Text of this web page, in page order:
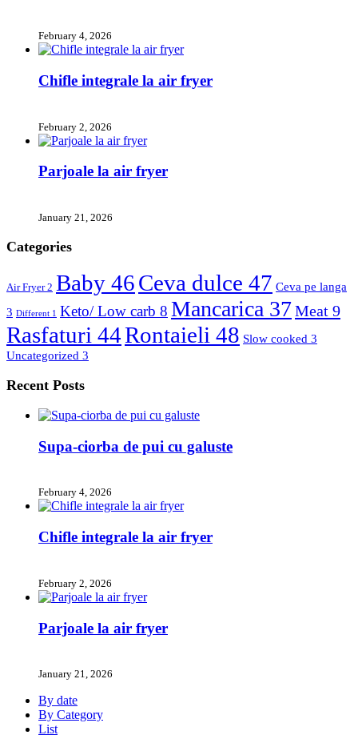
February 4, 2026
Chifle integrale la air fryer
February 2, 2026
Parjoale la air fryer
January 21, 2026
Categories
Air Fryer2 Baby 46Ceva dulce 47 Ceva pe langa
3 Different 1 Keto/ Low carb 8 Mancarica 37Meat 9
Rasfaturi 44Rontaieli 48 Slow cooked 3
Uncategorized 3
Recent Posts
Supa-ciorba de pui cu galuste
February 4, 2026
Chifle integrale la air fryer
February 2, 2026
Parjoale la air fryer
January 21, 2026
By date
By Category
List